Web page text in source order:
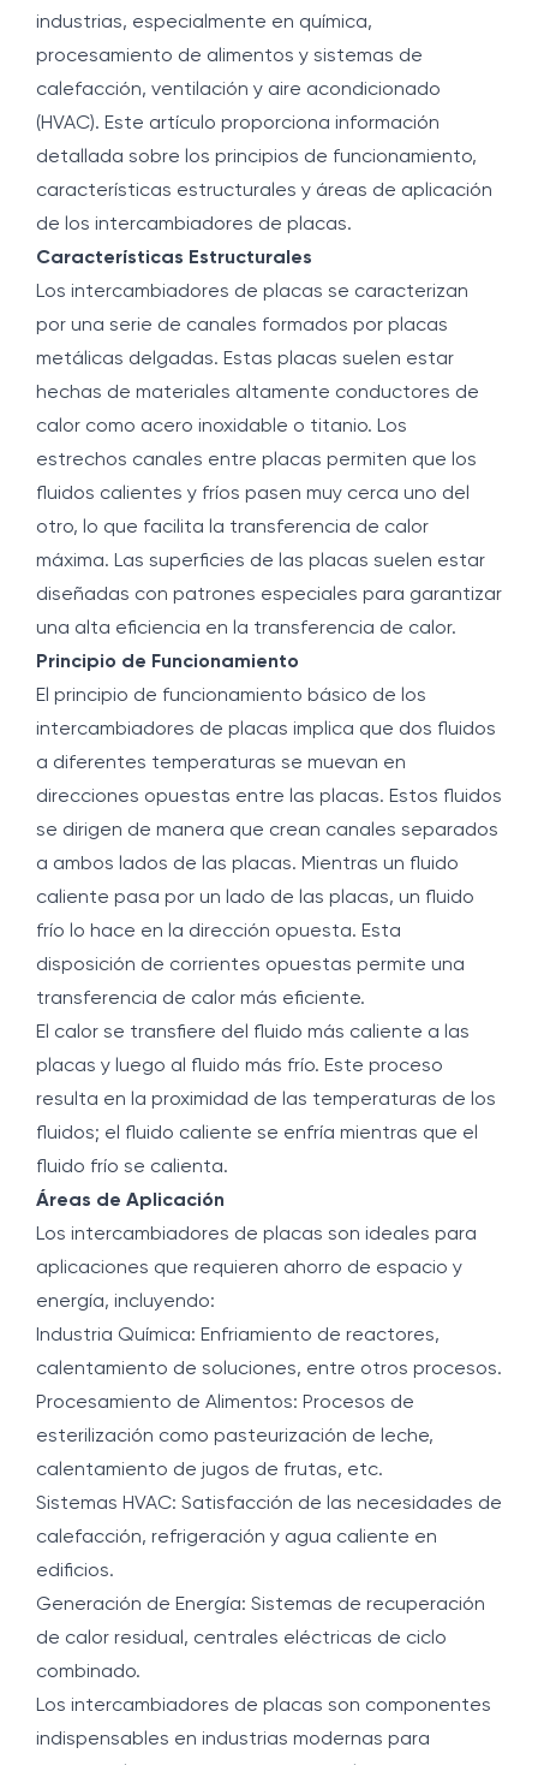
industrias, especialmente en química,
procesamiento de alimentos y sistemas de
calefacción, ventilación y aire acondicionado
(HVAC). Este artículo proporciona información
detallada sobre los principios de funcionamiento,
características estructurales y áreas de aplicación
de los intercambiadores de placas.
Características Estructurales
Los intercambiadores de placas se caracterizan
por una serie de canales formados por placas
metálicas delgadas. Estas placas suelen estar
hechas de materiales altamente conductores de
calor como acero inoxidable o titanio. Los
estrechos canales entre placas permiten que los
fluidos calientes y fríos pasen muy cerca uno del
otro, lo que facilita la transferencia de calor
máxima. Las superficies de las placas suelen estar
diseñadas con patrones especiales para garantizar
una alta eficiencia en la transferencia de calor.
Principio de Funcionamiento
El principio de funcionamiento básico de los
intercambiadores de placas implica que dos fluidos
a diferentes temperaturas se muevan en
direcciones opuestas entre las placas. Estos fluidos
se dirigen de manera que crean canales separados
a ambos lados de las placas. Mientras un fluido
caliente pasa por un lado de las placas, un fluido
frío lo hace en la dirección opuesta. Esta
disposición de corrientes opuestas permite una
transferencia de calor más eficiente.
El calor se transfiere del fluido más caliente a las
placas y luego al fluido más frío. Este proceso
resulta en la proximidad de las temperaturas de los
fluidos; el fluido caliente se enfría mientras que el
fluido frío se calienta.
Áreas de Aplicación
Los intercambiadores de placas son ideales para
aplicaciones que requieren ahorro de espacio y
energía, incluyendo:
Industria Química: Enfriamiento de reactores,
calentamiento de soluciones, entre otros procesos.
Procesamiento de Alimentos: Procesos de
esterilización como pasteurización de leche,
calentamiento de jugos de frutas, etc.
Sistemas HVAC: Satisfacción de las necesidades de
calefacción, refrigeración y agua caliente en
edificios.
Generación de Energía: Sistemas de recuperación
de calor residual, centrales eléctricas de ciclo
combinado.
Los intercambiadores de placas son componentes
indispensables en industrias modernas para